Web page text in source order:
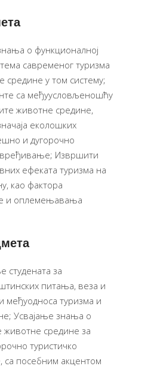
о функционалној
савременог туризма
средине у том систему;
са међуусловљеношћу
животне средине,
еколошких
и дугорочно
Извршити
ефеката туризма на
као фактора
и оплемењавања
за
питања, веза и
међуодноса туризма и
Усвајање знања о
животне средине за
туристичко
посебним акцентом